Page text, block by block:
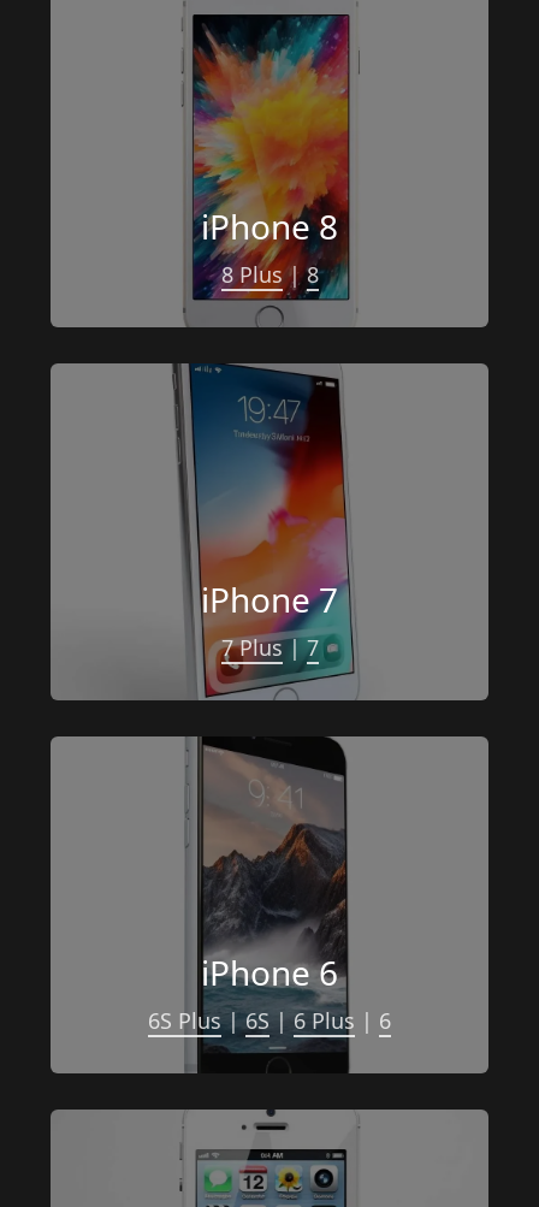
iPhone 8
8 Plus | 8
iPhone 7
7 Plus | 7
iPhone 6
6S Plus | 6S | 6 Plus | 6